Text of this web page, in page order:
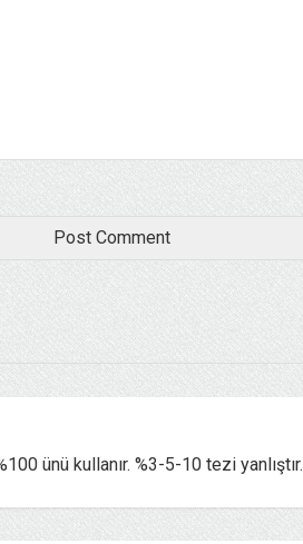
ünü kullanır. %3-5-10 tezi yanlıştır.